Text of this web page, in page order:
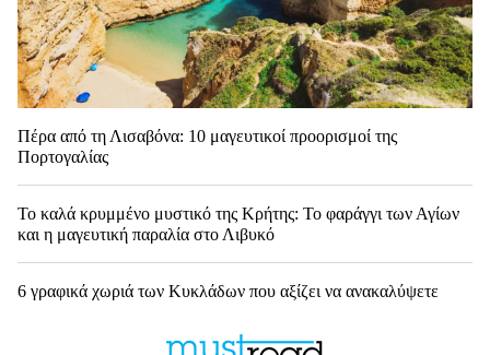
Πέρα από τη Λισαβόνα: 10 μαγευτικοί προορισμοί της
Πορτογαλίας
Το καλά κρυμμένο μυστικό της Κρήτης: Το φαράγγι των Αγίων
και η μαγευτική παραλία στο Λιβυκό
6 γραφικά χωριά των Κυκλάδων που αξίζει να ανακαλύψετε